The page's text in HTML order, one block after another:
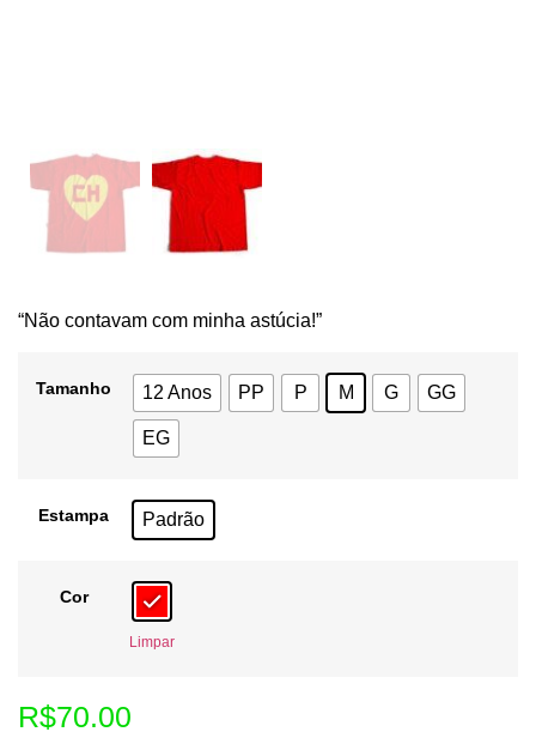
“Não contavam com minha astúcia!”
Tamanho 12 Anos PP P M G GG
EG
Estampa Padrão
Cor
Limpar
R$70.00